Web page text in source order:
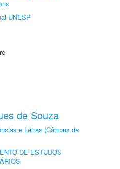
UNESP
de Souza
e Letras (Câmpus de
DE ESTUDOS